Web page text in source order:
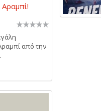
από την